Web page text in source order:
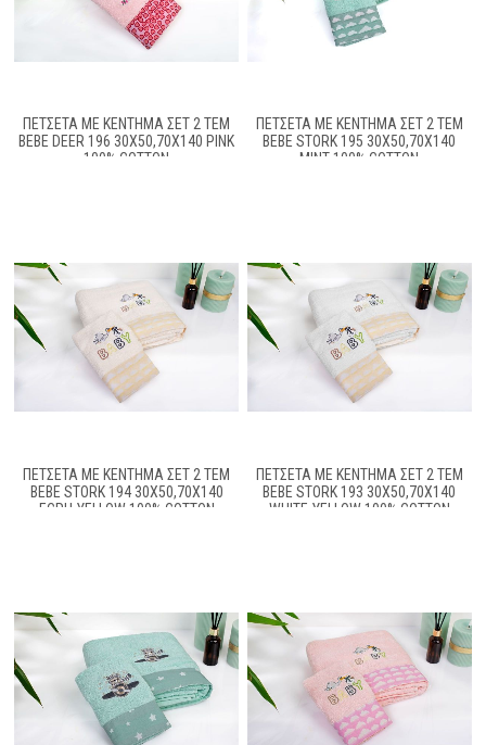
ΠΕΤΣΈΤΑ ΜΕ ΚΈΝΤΗΜΑ ΣΕΤ 2 ΤΕΜ
BEBE DEER 196 30X50,70X140 PINK
100% COTTON
ΠΕΤΣΈΤΑ ΜΕ ΚΈΝΤΗΜΑ ΣΕΤ 2 ΤΕΜ
BEBE STORK 195 30X50,70X140
MINT 100% COTTON
ΠΕΤΣΈΤΑ ΜΕ ΚΈΝΤΗΜΑ ΣΕΤ 2 ΤΕΜ
BEBE STORK 194 30X50,70X140
ECRU-YELLOW 100% COTTON
ΠΕΤΣΈΤΑ ΜΕ ΚΈΝΤΗΜΑ ΣΕΤ 2 ΤΕΜ
BEBE STORK 193 30X50,70X140
WHITE-YELLOW 100% COTTON